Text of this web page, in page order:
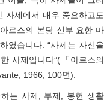
자세에서 매우 중요하고도
르스의 본당 신부 요한 마
였습니다. “사제는 자신을
사제입니다”(「아르스의
1966, 100면).
는 사제, 부제, 봉헌 생활